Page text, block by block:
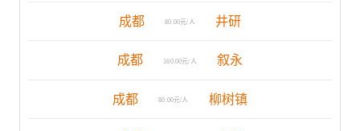
成都 80.00元/人 井研
成都 160.00元/人 叙永
成都 80.00元/人 柳树镇